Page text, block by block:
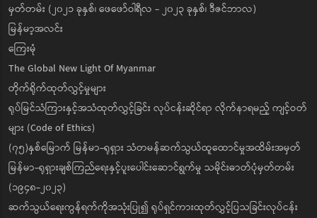
မှတ်တမ်း (၂၀၂၁ ခုနှစ်၊ ဖေဖော်ဝါရီလ - ၂၀၂၃ ခုနှစ်၊ ဒီဇင်ဘာလ)
မြန်မာ့အလင်း
ကြေးမုံ
The Global New Light Of Myanmar
တိုက်ရိုက်ထုတ်လွှင့်မှုများ
ရုပ်မြင်သံကြားနှင့်အသံထုတ်လွှင့်ခြင်း လုပ်ငန်းဆိုင်ရာ လိုက်နာရမည့် ကျင့်ဝတ်
များ (Code of Ethics)
(၇၅)နှစ်မြောက် မြန်မာ-ရုရှား သံတမန်ဆက်သွယ်ထူထောင်မှုအထိမ်းအမှတ်
မြန်မာ-ရုရှားချစ်ကြည်ရေးနှင့်ပူးပေါင်းဆောင်ရွက်မှု သမိုင်းဓာတ်ပုံမှတ်တမ်း
(၁၉၄၈-၂၀၂၃)
ဆက်သွယ်ရေးကွန်ရက်ကိုအသုံးပြု၍ ရုပ်ရှင်ကားထုတ်လွှင့်ပြသခြင်းလုပ်ငန်း